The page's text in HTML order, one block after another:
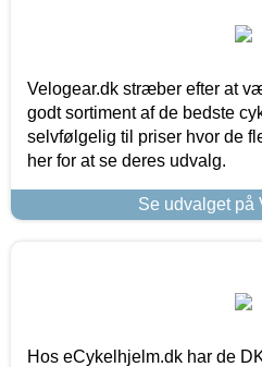
Velogear.dk stræber efter at
godt sortiment af de bedste
selvfølgelig til priser hvor de
her for at se deres udvalg.
Se udvalget på
Hos eCykelhjelm.dk har de